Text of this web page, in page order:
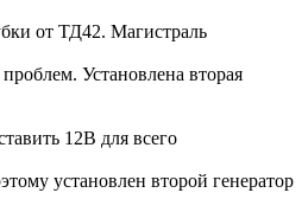
от ТД42. Магистраль
Установлена вторая
12В для всего
установлен второй генератор